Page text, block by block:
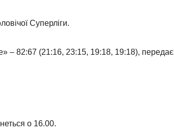
Суперліги.
– 82:67 (21:16, 23:15, 19:18, 19:18), передає
о 16.00.